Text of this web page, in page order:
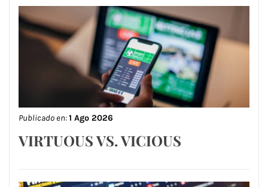
Publicado en:1 Ago 2026
VIRTUOUS VS. VICIOUS